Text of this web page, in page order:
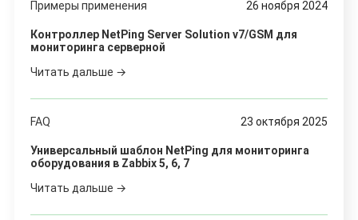
Примеры применения 26 ноября 2024
Контроллер NetPing Server Solution v7/GSM для
мониторинга серверной
Читать дальше →
FAQ 23 октября 2025
Универсальный шаблон NetPing для мониторинга
оборудования в Zabbix 5, 6, 7
Читать дальше →